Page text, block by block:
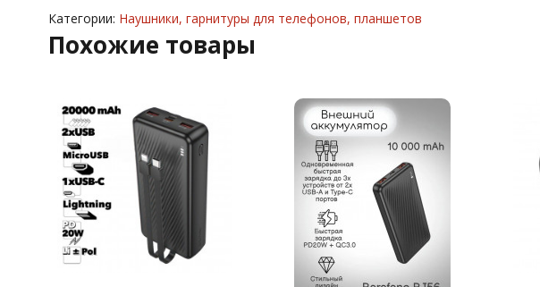
Категории: Наушники, гарнитуры для телефонов, планшетов
Похожие товары